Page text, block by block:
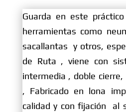
Guarda en este
herramientas como
sacallantas y otros,
de Ruta , viene con
intermedia , doble
, Fabricado en lona
calidad y con fijación al